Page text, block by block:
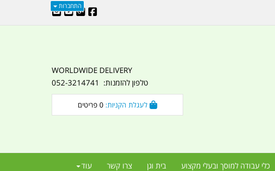
התחברות
WORLDWIDE DELIVERY
טלפון להזמנות: 052-3214741
0
כלי עבודה למוסך ובעלי מקצוע בית וגן צרו קשר עוד